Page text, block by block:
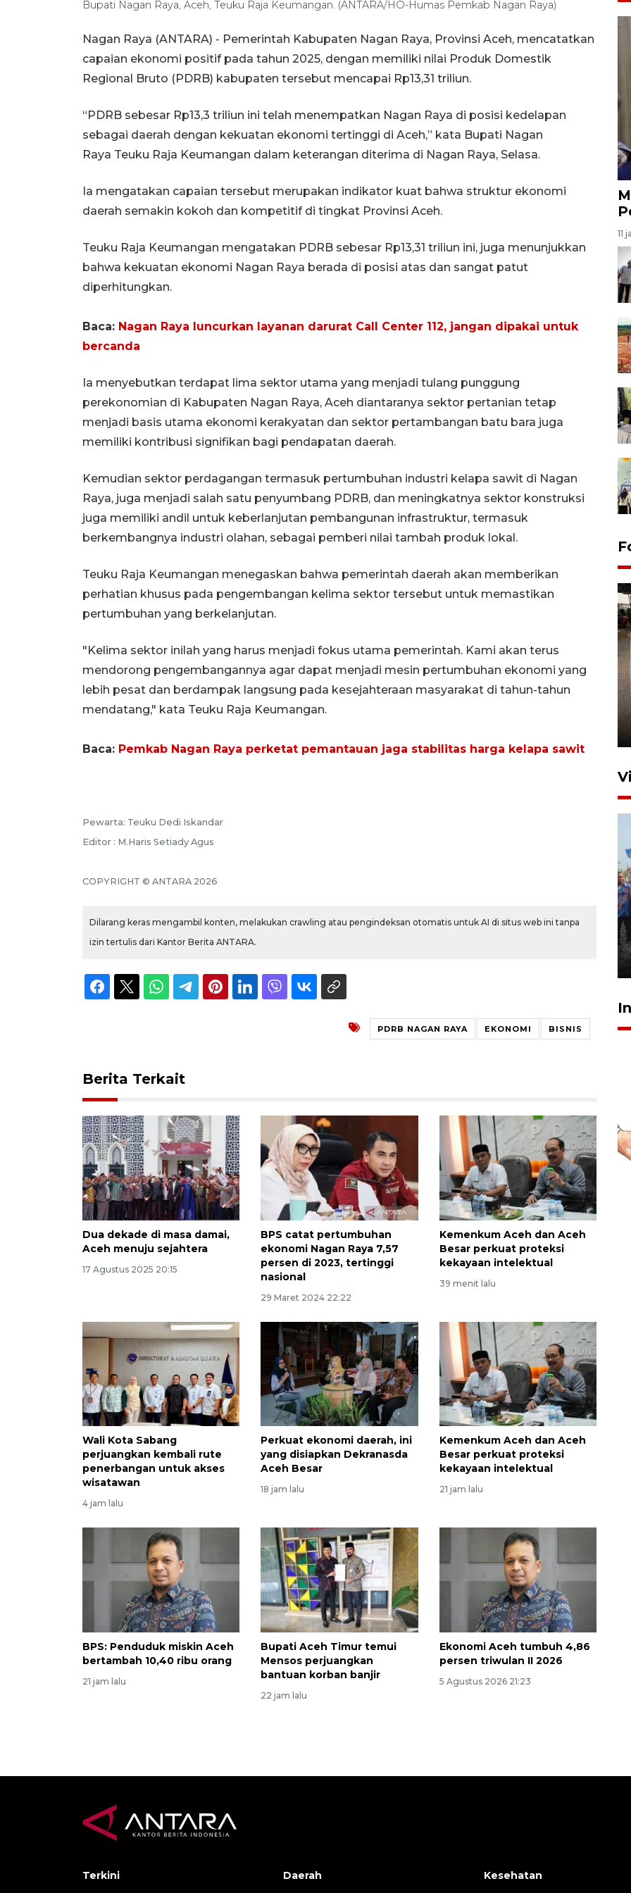
Bupati Nagan Raya, Aceh, Teuku Raja Keumangan. (ANTARA/HO-Humas Pemkab Nagan Raya)
Nagan Raya (ANTARA) - Pemerintah Kabupaten Nagan Raya, Provinsi Aceh, mencatatkan
capaian ekonomi positif pada tahun 2025, dengan memiliki nilai Produk Domestik
Regional Bruto (PDRB) kabupaten tersebut mencapai Rp13,31 triliun.
“PDRB sebesar Rp13,3 triliun ini telah menempatkan Nagan Raya di posisi kedelapan
sebagai daerah dengan kekuatan ekonomi tertinggi di Aceh,” kata Bupati Nagan
Raya Teuku Raja Keumangan dalam keterangan diterima di Nagan Raya, Selasa.
Ia mengatakan capaian tersebut merupakan indikator kuat bahwa struktur ekonomi
daerah semakin kokoh dan kompetitif di tingkat Provinsi Aceh.
Teuku Raja Keumangan mengatakan PDRB sebesar Rp13,31 triliun ini, juga menunjukkan
bahwa kekuatan ekonomi Nagan Raya berada di posisi atas dan sangat patut
diperhitungkan.
Baca: Nagan Raya luncurkan layanan darurat Call Center 112, jangan dipakai untuk
bercanda
Ia menyebutkan terdapat lima sektor utama yang menjadi tulang punggung
perekonomian di Kabupaten Nagan Raya, Aceh diantaranya sektor pertanian tetap
menjadi basis utama ekonomi kerakyatan dan sektor pertambangan batu bara juga
memiliki kontribusi signifikan bagi pendapatan daerah.
Kemudian sektor perdagangan termasuk pertumbuhan industri kelapa sawit di Nagan
Raya, juga menjadi salah satu penyumbang PDRB, dan meningkatnya sektor konstruksi
juga memiliki andil untuk keberlanjutan pembangunan infrastruktur, termasuk
berkembangnya industri olahan, sebagai pemberi nilai tambah produk lokal.
Teuku Raja Keumangan menegaskan bahwa pemerintah daerah akan memberikan
perhatian khusus pada pengembangan kelima sektor tersebut untuk memastikan
pertumbuhan yang berkelanjutan.
"Kelima sektor inilah yang harus menjadi fokus utama pemerintah. Kami akan terus
mendorong pengembangannya agar dapat menjadi mesin pertumbuhan ekonomi yang
lebih pesat dan berdampak langsung pada kesejahteraan masyarakat di tahun-tahun
mendatang," kata Teuku Raja Keumangan.
Baca: Pemkab Nagan Raya perketat pemantauan jaga stabilitas harga kelapa sawit
Pewarta: Teuku Dedi Iskandar
Editor : M.Haris Setiady Agus
COPYRIGHT © ANTARA 2026
Dilarang keras mengambil konten, melakukan crawling atau pengindeksan otomatis untuk AI di situs web ini tanpa
izin tertulis dari Kantor Berita ANTARA.
PDRB NAGAN RAYA EKONOMI BISNIS
Berita Terkait
Dua dekade di masa damai,
Aceh menuju sejahtera
17 Agustus 2025 20:15
BPS catat pertumbuhan
ekonomi Nagan Raya 7,57
persen di 2023, tertinggi
nasional
29 Maret 2024 22:22
Kemenkum Aceh dan Aceh
Besar perkuat proteksi
kekayaan intelektual
39 menit lalu
Wali Kota Sabang
perjuangkan kembali rute
penerbangan untuk akses
wisatawan
4 jam lalu
Perkuat ekonomi daerah, ini
yang disiapkan Dekranasda
Aceh Besar
18 jam lalu
Kemenkum Aceh dan Aceh
Besar perkuat proteksi
kekayaan intelektual
21 jam lalu
BPS: Penduduk miskin Aceh
bertambah 10,40 ribu orang
21 jam lalu
Bupati Aceh Timur temui
Mensos perjuangkan
bantuan korban banjir
22 jam lalu
Ekonomi Aceh tumbuh 4,86
persen triwulan II 2026
5 Agustus 2026 21:23
11
FOTO - Arus libur Panjang ke
terima peralihan RSUD Cut
Ekspedisi Rupiah Berdaulat
2026 sambangi Papua
2026-08-06 13:15:00
Terkini Daerah Kesehatan